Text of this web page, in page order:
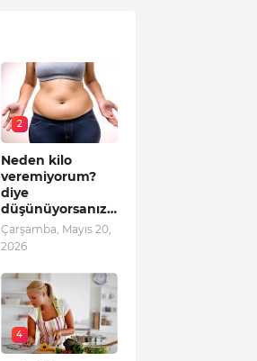
2
Neden kilo
veremiyorum?
diye
düşünüyorsanız…
Çarşamba, Mayıs 20,
2026
4